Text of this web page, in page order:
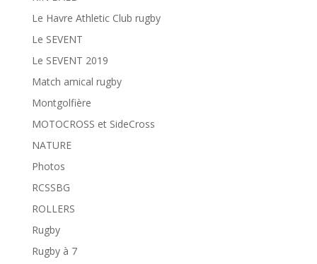
Le Havre Athletic Club rugby
Le SEVENT
Le SEVENT 2019
Match amical rugby
Montgolfière
MOTOCROSS et SideCross
NATURE
Photos
RCSSBG
ROLLERS
Rugby
Rugby à 7